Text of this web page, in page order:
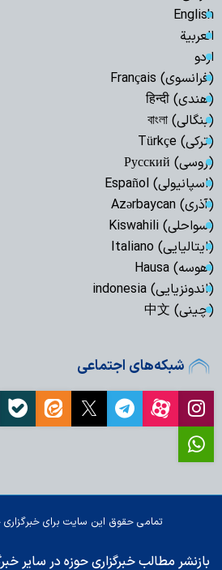
English
العربیة
اردو
(فرانسوی) Français
(هندی) हिन्दी
(بنگالی) বাংলা
(ترکی) Türkçe
(روسی) Русский
(اسپانیولی) Español
(آذری) Azərbaycan
(سواحلی) Kiswahili
(ایتالیایی) Italiano
(هوسه) Hausa
(اندونزیایی) indonesia
(چینی) 中文
شبکه‌های اجتماعی
تمامی حقوق این سایت برای
بازنشر مطالب خبرگزاری حوزه در سایر